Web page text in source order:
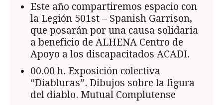
Este año compartiremos espacio con
la Legión 501st – Spanish Garrison,
que posarán por una causa solidaria
a beneficio de ALHENA Centro de
Apoyo a los discapacitados ACADI.
00.00 h. Exposición colectiva
“Diabluras”. Dibujos sobre la figura
del diablo. Mutual Complutense